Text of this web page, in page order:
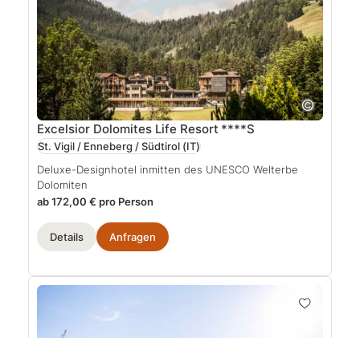
Excelsior Dolomites Life Resort ****S
St. Vigil / Enneberg / Südtirol (IT)
Deluxe-Designhotel inmitten des UNESCO Welterbe
Dolomiten
ab 172,00 € pro Person
Details Anfragen